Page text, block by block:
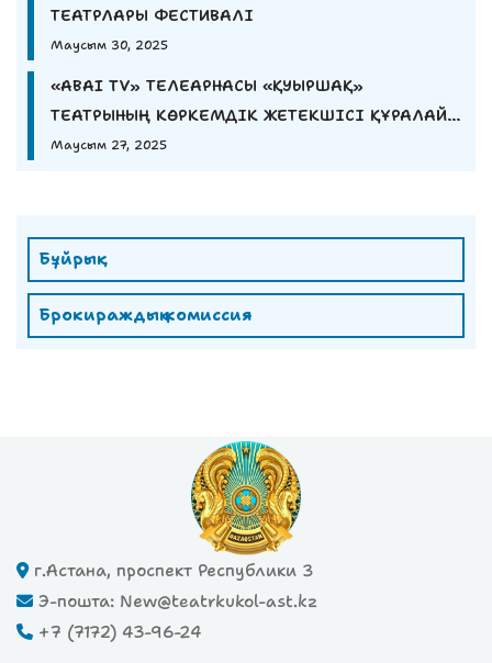
ТЕАТРЛАРЫ ФЕСТИВАЛІ
Маусым 30, 2025
«ABAI TV» ТЕЛЕАРНАСЫ «ҚУЫРШАҚ»
ТЕАТРЫНЫҢ КӨРКЕМДІК ЖЕТЕКШІСІ ҚҰРАЛАЙ
ЕШМҰРАТОВАНЫҢ СҰХБАТЫН ҰСЫНАДЫ
Маусым 27, 2025
Бұйрық
Брокираждық комиссия
г.Астана, проспект Республики 3
Э-пошта: New@teatrkukol-ast.kz
+7 (7172) 43-96-24